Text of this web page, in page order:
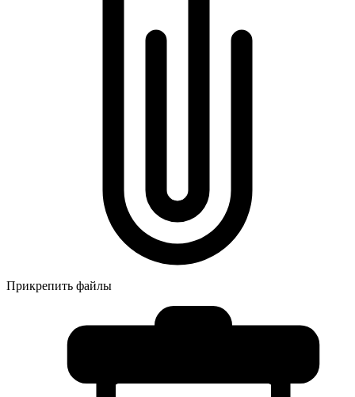
Прикрепить файлы